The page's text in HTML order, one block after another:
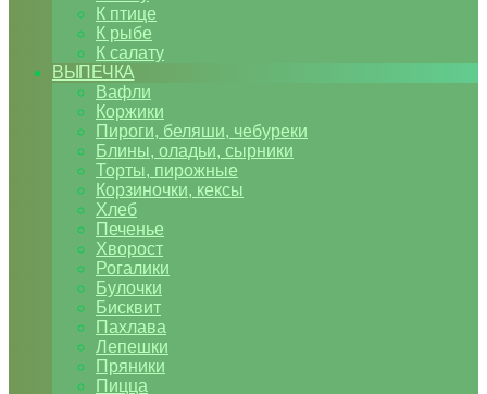
К птице
К рыбе
К салату
ВЫПЕЧКА
Вафли
Коржики
Пироги, беляши, чебуреки
Блины, оладьи, сырники
Торты, пирожные
Корзиночки, кексы
Хлеб
Печенье
Хворост
Рогалики
Булочки
Бисквит
Пахлава
Лепешки
Пряники
Пицца